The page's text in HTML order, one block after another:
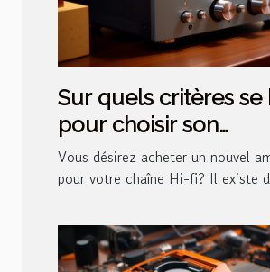
Sur quels critères se
pour choisir son
amplificateur hi-fi?
Vous désirez acheter un nouvel
pour votre chaîne Hi-fi? Il existe